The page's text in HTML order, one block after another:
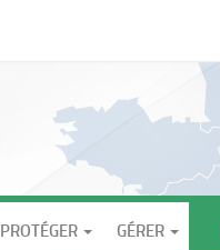
PROTÉGER GÉRER